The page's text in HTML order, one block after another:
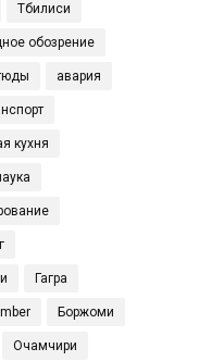
Тбилиси
обозрение
авария
кухня
Гагра
Боржоми
Очамчири